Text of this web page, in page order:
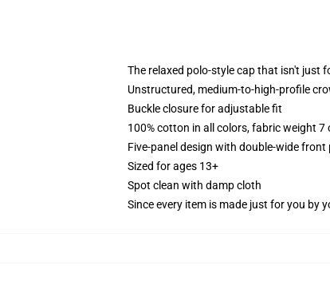
The relaxed polo-style cap that isn't just
Unstructured, medium-to-high-profile
Buckle closure for adjustable fit
100% cotton in all colors, fabric weight 7
Five-panel design with double-wide
Sized for ages 13+
Spot clean with damp cloth
Since every item is made just for you by